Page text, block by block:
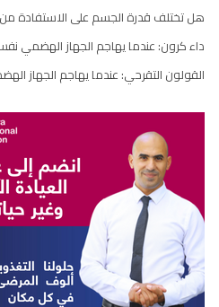
هل تختلف قدرة الجسم على الاستفادة من
داء كرون: عندما يهاجم الجهاز الهضمي
القولون التقرحي: عندما يهاجم الجهاز